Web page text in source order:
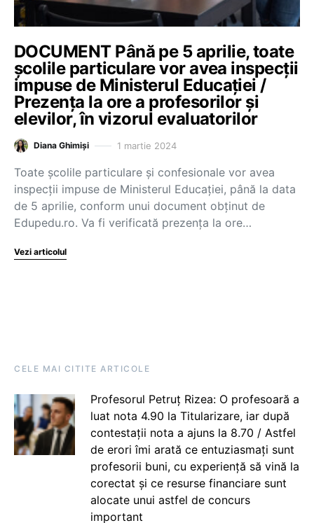
DOCUMENT Până pe 5 aprilie, toate
școlile particulare vor avea inspecții
impuse de Ministerul Educației /
Prezența la ore a profesorilor și
elevilor, în vizorul evaluatorilor
Diana Ghimiși 1 martie 2024
Toate școlile particulare și confesionale vor avea
inspecții impuse de Ministerul Educației, până la data
de 5 aprilie, conform unui document obținut de
Edupedu.ro. Va fi verificată prezența la ore…
Vezi articolul
CELE MAI CITITE ARTICOLE
Profesorul Petruț Rizea: O profesoară a
luat nota 4.90 la Titularizare, iar după
contestații nota a ajuns la 8.70 / Astfel
de erori îmi arată ce entuziasmați sunt
profesorii buni, cu experiență să vină la
corectat și ce resurse financiare sunt
alocate unui astfel de concurs
important